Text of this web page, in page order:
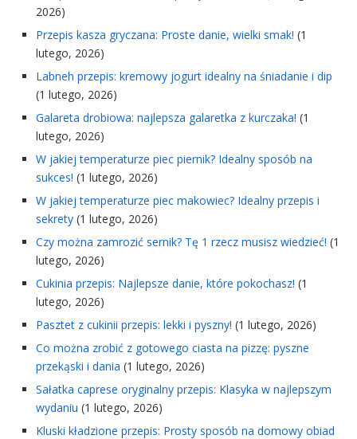
2026)
Przepis kasza gryczana: Proste danie, wielki smak! (1
lutego, 2026)
Labneh przepis: kremowy jogurt idealny na śniadanie i dip
(1 lutego, 2026)
Galareta drobiowa: najlepsza galaretka z kurczaka! (1
lutego, 2026)
W jakiej temperaturze piec piernik? Idealny sposób na
sukces! (1 lutego, 2026)
W jakiej temperaturze piec makowiec? Idealny przepis i
sekrety (1 lutego, 2026)
Czy można zamrozić sernik? Tę 1 rzecz musisz wiedzieć! (1
lutego, 2026)
Cukinia przepis: Najlepsze danie, które pokochasz! (1
lutego, 2026)
Pasztet z cukinii przepis: lekki i pyszny! (1 lutego, 2026)
Co można zrobić z gotowego ciasta na pizzę: pyszne
przekąski i dania (1 lutego, 2026)
Sałatka caprese oryginalny przepis: Klasyka w najlepszym
wydaniu (1 lutego, 2026)
Kluski kładzione przepis: Prosty sposób na domowy obiad